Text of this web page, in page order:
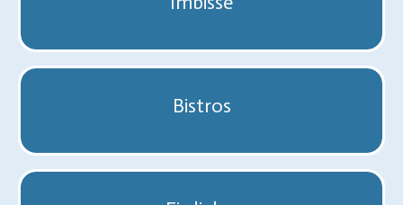
Bistros